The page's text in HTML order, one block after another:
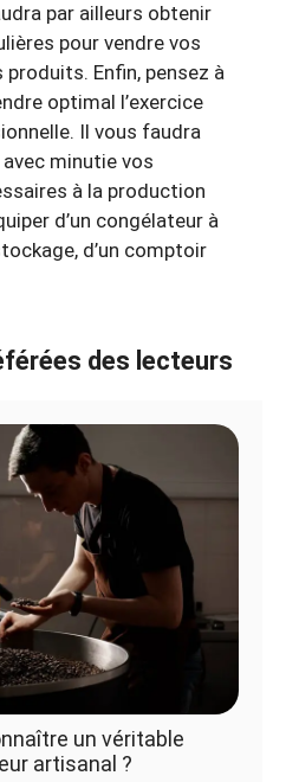
par ailleurs obtenir
pour vendre vos
Enfin, pensez à
optimal l’exercice
Il vous faudra
minutie vos
à la production
d’un congélateur à
d’un comptoir
des lecteurs
un véritable
artisanal ?